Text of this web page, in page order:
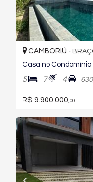
CAMBORIÚ -
Casa no
5 7 4
R$ 9.900.000, 00